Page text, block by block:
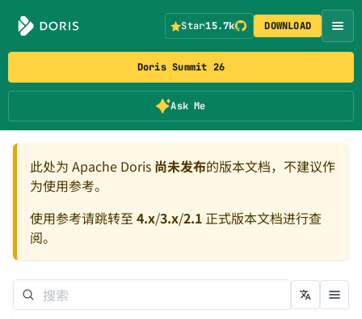
Doris Summit 26
Ask Me
Star15.7k DOWNLOAD
此处为 Apache Doris 尚未发布的版本文档，不建议作
为使用参考。
使用参考请跳转至 4.x/3.x/2.1正式版本文档进行查
阅。